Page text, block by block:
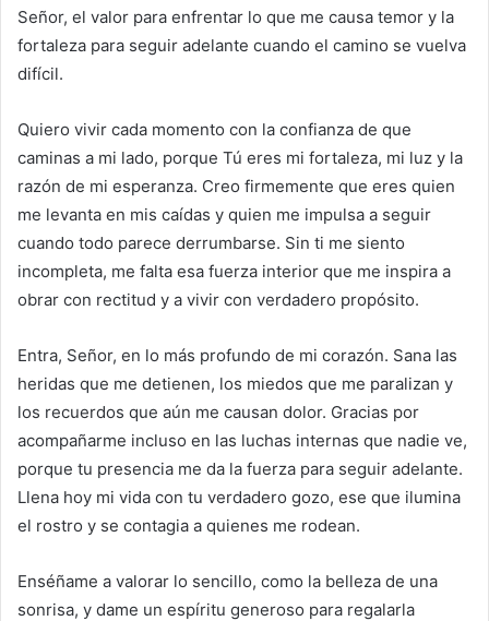
Señor, el valor para enfrentar lo que me causa temor y la
fortaleza para seguir adelante cuando el camino se vuelva
difícil.
Quiero vivir cada momento con la confianza de que
caminas a mi lado, porque Tú eres mi fortaleza, mi luz y la
razón de mi esperanza. Creo firmemente que eres quien
me levanta en mis caídas y quien me impulsa a seguir
cuando todo parece derrumbarse. Sin ti me siento
incompleta, me falta esa fuerza interior que me inspira a
obrar con rectitud y a vivir con verdadero propósito.
Entra, Señor, en lo más profundo de mi corazón. Sana las
heridas que me detienen, los miedos que me paralizan y
los recuerdos que aún me causan dolor. Gracias por
acompañarme incluso en las luchas internas que nadie ve,
porque tu presencia me da la fuerza para seguir adelante.
Llena hoy mi vida con tu verdadero gozo, ese que ilumina
el rostro y se contagia a quienes me rodean.
Enséñame a valorar lo sencillo, como la belleza de una
sonrisa, y dame un espíritu generoso para regalarla